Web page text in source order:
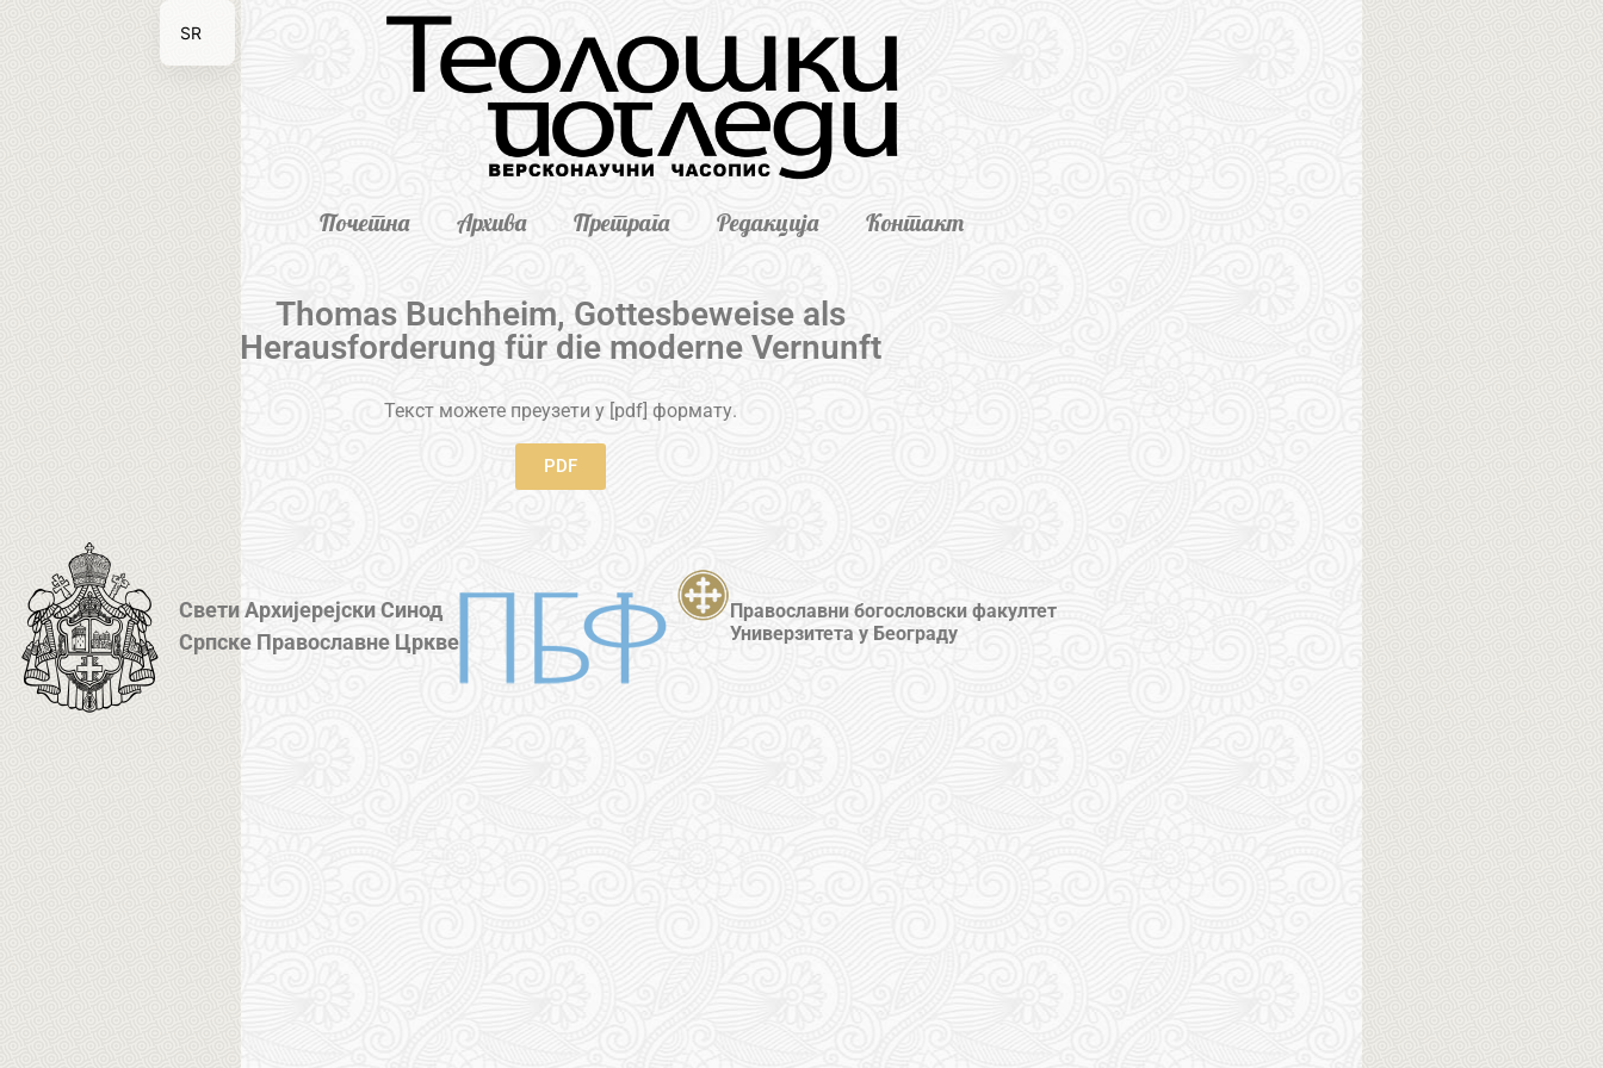
Почетна Архива Претрага Редакција Контакт
Thomas Buchheim, Gottesbeweise als
Herausforderung für die moderne Vernunft
Текст можете преузети у [pdf] формату.
PDF
Свети Архијерејски Синод
Српске Православне Цркве
Православни богословски факултет
Универзитета у Београду
SR
EN